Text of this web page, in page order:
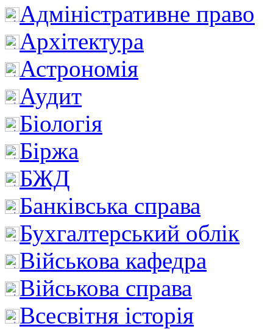
Адміністративне право
Архітектура
Астрономія
Аудит
Біологія
Біржа
БЖД
Банківська справа
Бухгалтерський облік
Військова кафедра
Військова справа
Всесвітня історія